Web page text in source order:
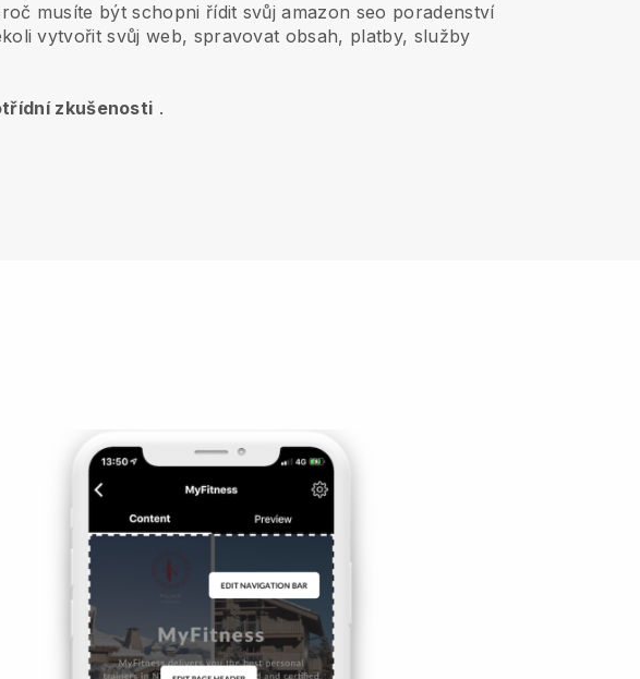
musíte být schopni řídit svůj amazon seo poradenství
vytvořit svůj web, spravovat obsah, platby, služby
zkušenosti .